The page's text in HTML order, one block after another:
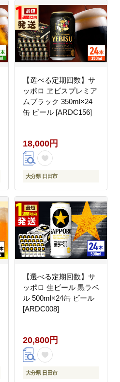
【選べる定期回数】サ
ッポロ ヱビスプレミア
ムブラック 350ml×24
缶 ビール [ARDC156]
18,000円
大分県 日田市
【選べる定期回数】サ
ッポロ 生ビール 黒ラベ
ル 500ml×24缶 ビール
[ARDC008]
20,800円
大分県 日田市